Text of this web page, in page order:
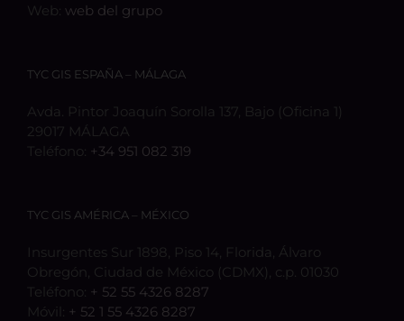
Web: web del grupo
TYC GIS ESPAÑA – MÁLAGA
Avda. Pintor Joaquín Sorolla 137, Bajo (Oficina 1)
29017 MÁLAGA
Teléfono: +34 951 082 319
TYC GIS AMÉRICA – MÉXICO
Insurgentes Sur 1898, Piso 14, Florida, Álvaro
Obregón, Ciudad de México (CDMX), c.p. 01030
Teléfono: + 52 55 4326 8287
Móvil: + 52 1 55 4326 8287